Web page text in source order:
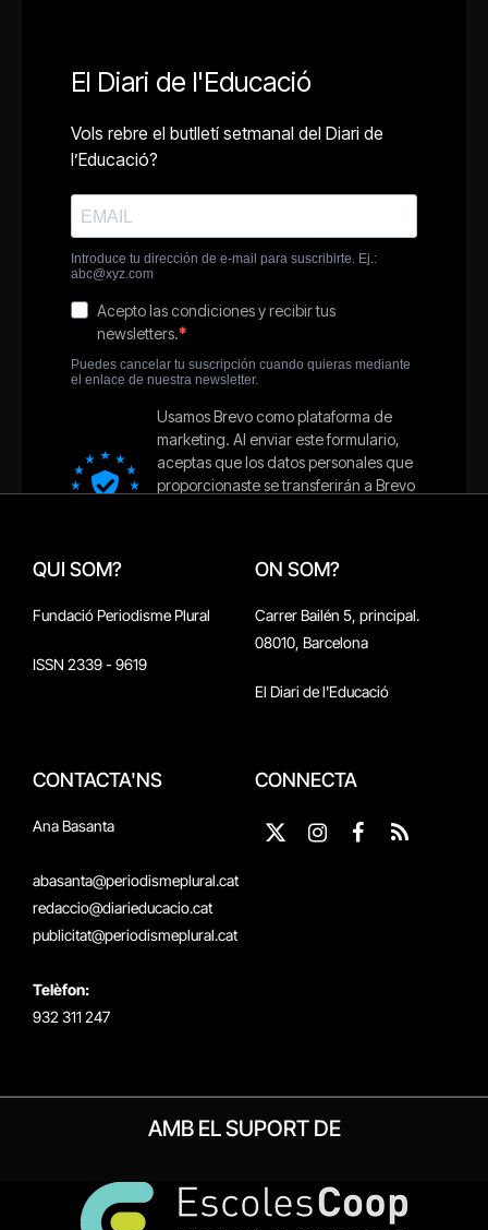
QUI SOM?
Fundació Periodisme Plural
ISSN 2339 - 9619
ON SOM?
Carrer Bailén 5, principal.
08010, Barcelona
El Diari de l'Educació
CONTACTA'NS
Ana Basanta
abasanta@periodismeplural.cat
redaccio@diarieducacio.cat
publicitat@periodismeplural.cat
Telèfon:
932 311 247
CONNECTA
X
Instagram
Facebook
RSS
AMB EL SUPORT DE